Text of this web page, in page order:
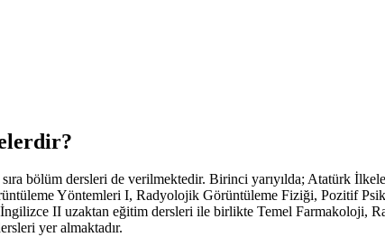
bölüm dersleri de verilmektedir. Birinci yarıyılda; Atatürk
Yöntemleri I, Radyolojik Görüntüleme Fiziği, Pozitif
II uzaktan eğitim dersleri ile birlikte Temel Farmakoloji,
yer almaktadır.